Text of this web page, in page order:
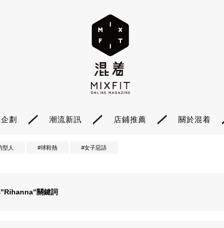
劃 潮流新訊 店鋪推薦 關於混着
型人 #球鞋熱 #女子惡語
Rihanna"關鍵詞